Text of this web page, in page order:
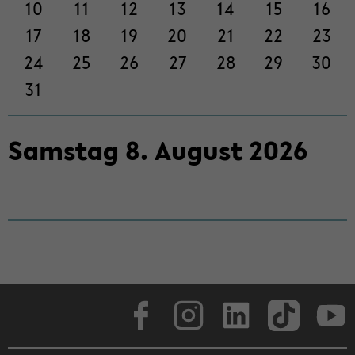
seln
10
11 12 13 14 15
16
17
18 19 20 21 22
23
24
25 26 27 28 29
30
31
Sams­tag 8. Au­gust2026
Face­book